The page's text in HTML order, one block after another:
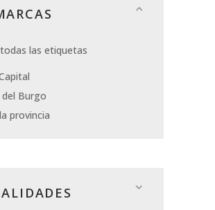
las etiquetas
del Burgo
provincia